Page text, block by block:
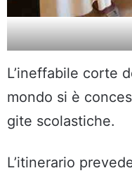
L’ineffabile corte
mondo si è
gite scolastiche.
L’itinerario